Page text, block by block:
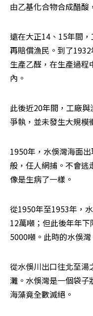
由乙基化合物合成醋酸
遠在大正14、15年間
再賠償漁民。到了
生產乙醛，在生產過
內。
此後近20年間，工廠
爭執，並未發生大規模
1950年，水俁灣海面
般，任人網捕。不會逃
像是生病了一樣。
從1950年至1953年，
12萬噸；但此後年年
5000噸。此時的水俁
從水俁川出口往北至湯
灘。水俁灣是一個袋子
海藻竟全數滅絕。